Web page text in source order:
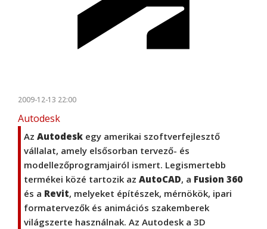
2009-12-13 22:00
Autodesk
Az Autodesk egy amerikai szoftverfejlesztő
vállalat, amely elsősorban tervező- és
modellezőprogramjairól ismert. Legismertebb
termékei közé tartozik az AutoCAD, a Fusion 360
és a Revit, melyeket építészek, mérnökök, ipari
formatervezők és animációs szakemberek
világszerte használnak. Az Autodesk a 3D